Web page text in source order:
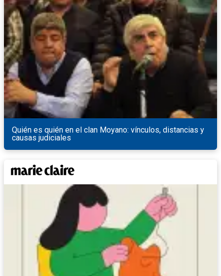
Quién es quién en el clan Moyano: vínculos, distancias y
causas judiciales